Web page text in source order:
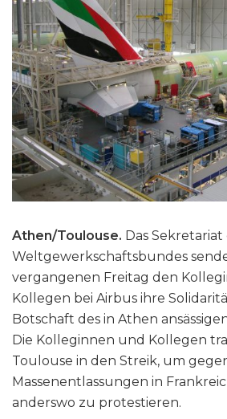
Athen/Toulouse. Das Sekretariat
Weltgewerkschaftsbundes
vergangenen Freitag den
Kollegen bei Airbus ihre
Botschaft des in Athen
Die Kolleginnen und Kollegen
Toulouse in den Streik, um
Massenentlassungen in
anderswo zu protestieren.